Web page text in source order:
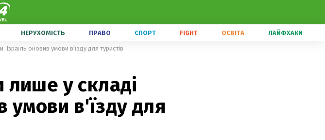
НЕРУХОМІСТЬ ПРАВО СПОРТ FIGHT ОСВІТА ЛАЙФХАКИ
оновив умови в'їзду для туристів
у складі
умови в'їзду для